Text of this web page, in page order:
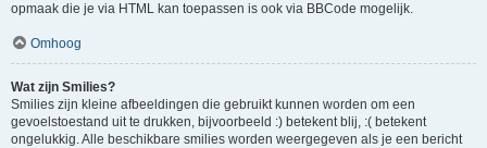
opmaak die je via HTML kan toepassen is ook via BBCode mogelijk.
Omhoog
Wat zijn Smilies?
Smilies zijn kleine afbeeldingen die gebruikt kunnen worden om een
gevoelstoestand uit te drukken, bijvoorbeeld :) betekent blij, :( betekent
ongelukkig. Alle beschikbare smilies worden weergegeven als je een bericht